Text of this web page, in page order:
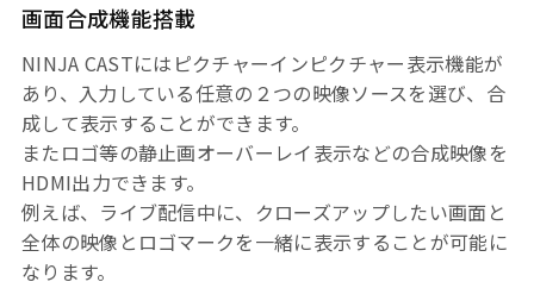
画面合成機能搭載
NINJA CASTにはピクチャーインピクチャー表示機能が
あり、入力している任意の２つの映像ソースを選び、合
成して表示することができます。
またロゴ等の静止画オーバーレイ表示などの合成映像を
HDMI出力できます。
例えば、ライブ配信中に、クローズアップしたい画面と
全体の映像とロゴマークを一緒に表示することが可能に
なります。